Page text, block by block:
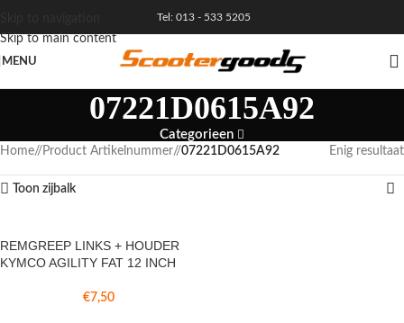
Skip to main content
Tel: 013 - 533 5205
MENU
07221D0615A92
Categorieen
Home/ Product Artikelnummer/ 07221D0615A92 Enig resultaat
Toon zijbalk
REMGREEP LINKS + HOUDER
KYMCO AGILITY FAT 12 INCH
€7,50